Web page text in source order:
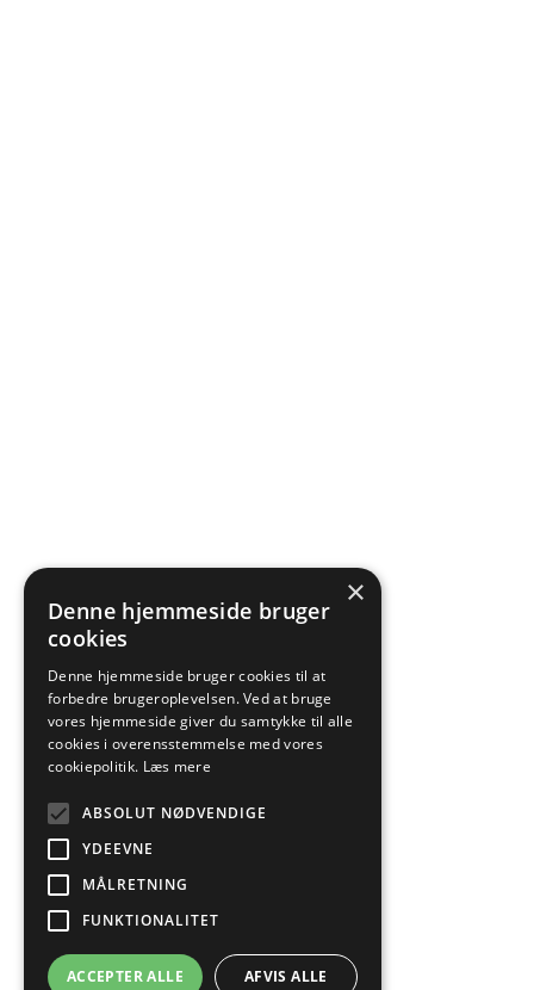
×
Denne hjemmeside bruger
cookies
Denne hjemmeside bruger cookies til at
forbedre brugeroplevelsen. Ved at bruge
vores hjemmeside giver du samtykke til alle
cookies i overensstemmelse med vores
cookiepolitik. Læs mere
ABSOLUT NØDVENDIGE
YDEEVNE
MÅLRETNING
FUNKTIONALITET
ACCEPTER ALLE AFVIS ALLE